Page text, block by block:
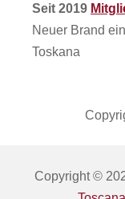
Seit 2019
Neuer Brand
Toskana
Copyright ©